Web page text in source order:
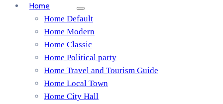
Home
Home Default
Home Modern
Home Classic
Home Political party
Home Travel and Tourism Guide
Home Local Town
Home City Hall